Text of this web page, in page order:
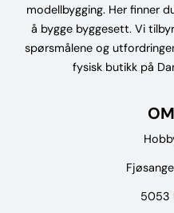
modellbygging. Her finner
å bygge byggesett. Vi
spørsmålene og
fysisk butikk på
5053